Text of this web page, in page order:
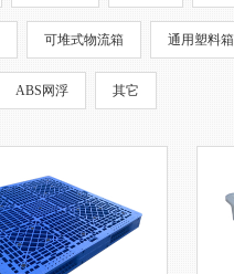
可堆式物流箱 通用塑料箱
ABS网浮 其它